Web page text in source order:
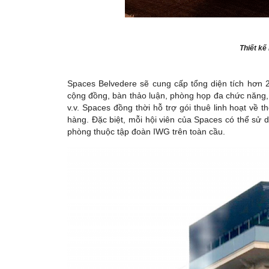
Thiết
Spaces Belvedere sẽ cung cấp tổng diện tích hơn
cộng đồng, bàn thảo luận, phòng họp đa chức
v.v. Spaces đồng thời hỗ trợ gói thuê linh hoạt về
hàng. Đặc biệt, mỗi hội viên của Spaces có thể sử
phòng thuộc tập đoàn IWG trên toàn cầu.